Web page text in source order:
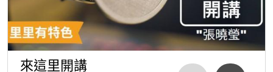
來這里開講